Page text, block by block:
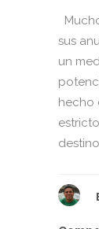
sus
un
hecho